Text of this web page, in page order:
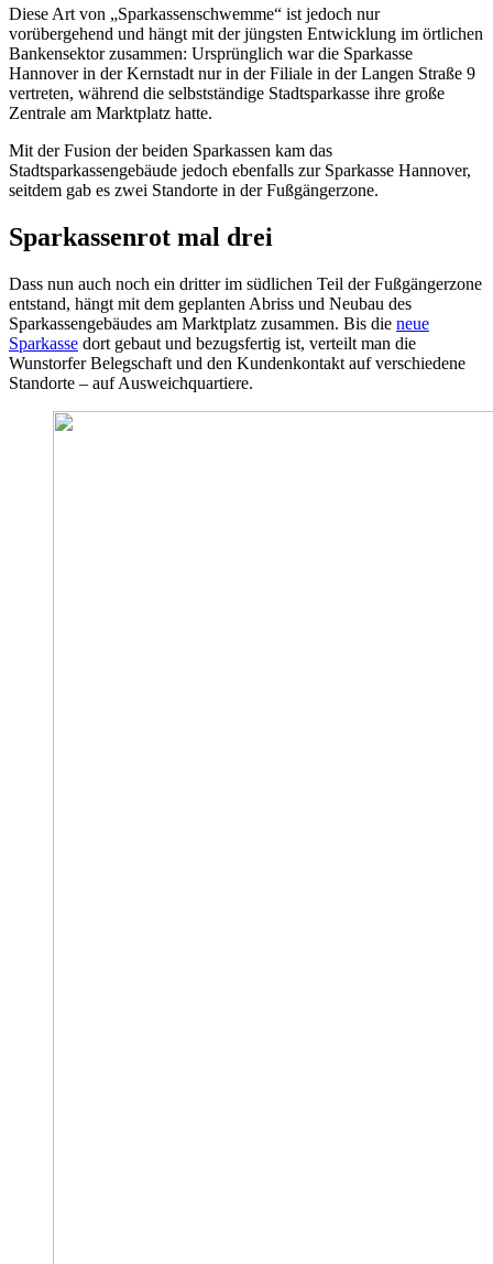
Diese Art von „Sparkassenschwemme“ ist jedoch nur
vorübergehend und hängt mit der jüngsten Entwicklung im örtlichen
Bankensektor zusammen: Ursprünglich war die Sparkasse
Hannover in der Kernstadt nur in der Filiale in der Langen Straße 9
vertreten, während die selbstständige Stadtsparkasse ihre große
Zentrale am Marktplatz hatte.
Mit der Fusion der beiden Sparkassen kam das
Stadtsparkassengebäude jedoch ebenfalls zur Sparkasse Hannover,
seitdem gab es zwei Standorte in der Fußgängerzone.
Sparkassenrot mal drei
Dass nun auch noch ein dritter im südlichen Teil der Fußgängerzone
entstand, hängt mit dem geplanten Abriss und Neubau des
Sparkassengebäudes am Marktplatz zusammen. Bis die neue
Sparkasse dort gebaut und bezugsfertig ist, verteilt man die
Wunstorfer Belegschaft und den Kundenkontakt auf verschiedene
Standorte – auf Ausweichquartiere.